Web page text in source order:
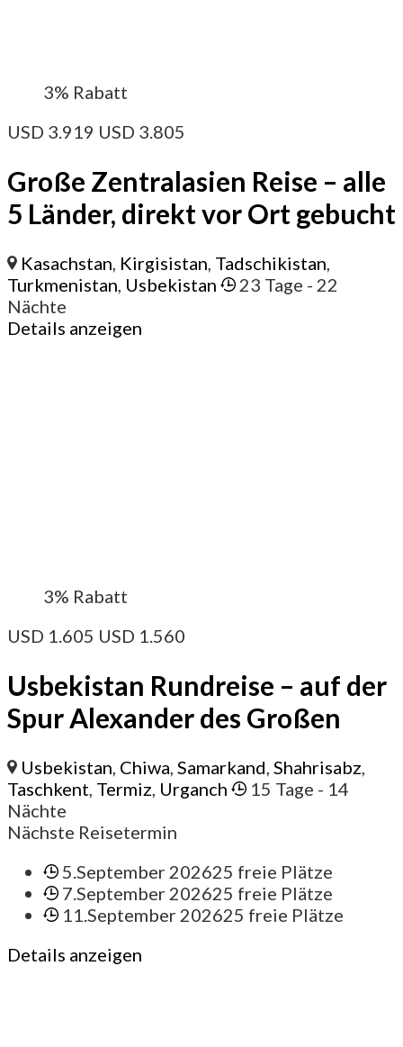
3% Rabatt
USD 3.919 USD 3.805
Große Zentralasien Reise – alle
5 Länder, direkt vor Ort gebucht
Kasachstan Kirgisistan Tadschikistan
Turkmenistan Usbekistan 23 Tage - 22
Nächte
Details anzeigen
3% Rabatt
USD 1.605 USD 1.560
Usbekistan Rundreise – auf der
Spur Alexander des Großen
Usbekistan Chiwa ,Samarkand ,Shahrisabz
Taschkent Termiz Urganch 15 Tage - 14
Nächte
Nächste Reisetermin
5.September 202625 freie Plätze
7.September 202625 freie Plätze
11.September 202625 freie Plätze
Details anzeigen